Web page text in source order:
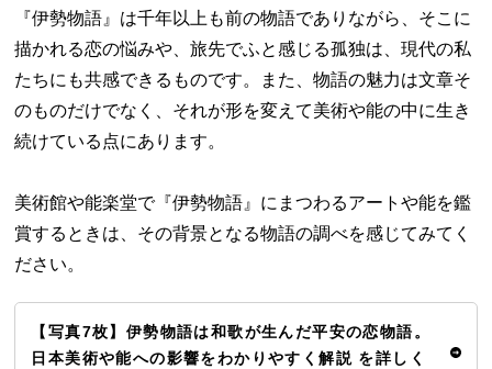
『伊勢物語』は千年以上も前の物語でありながら、そこに
描かれる恋の悩みや、旅先でふと感じる孤独は、現代の私
たちにも共感できるものです。また、物語の魅力は文章そ
のものだけでなく、それが形を変えて美術や能の中に生き
続けている点にあります。
美術館や能楽堂で『伊勢物語』にまつわるアートや能を鑑
賞するときは、その背景となる物語の調べを感じてみてく
ださい。
【写真7枚】伊勢物語は和歌が生んだ平安の恋物語。
日本美術や能への影響をわかりやすく解説 を詳しく